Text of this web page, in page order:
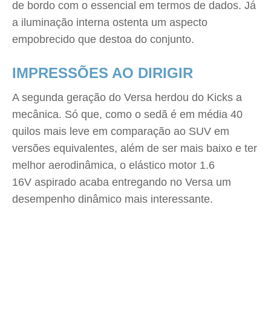
de bordo com o essencial em termos de dados. Já
a iluminação interna ostenta um aspecto
empobrecido que destoa do conjunto.
IMPRESSÕES AO DIRIGIR
A segunda geração do Versa herdou do Kicks a
mecânica. Só que, como o sedã é em média 40
quilos mais leve em comparação ao SUV em
versões equivalentes, além de ser mais baixo e ter
melhor aerodinâmica, o elástico motor 1.6
16V aspirado acaba entregando no Versa um
desempenho dinâmico mais interessante.